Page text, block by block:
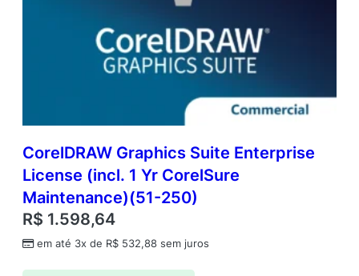
CorelDRAW Graphics Suite Enterprise
License (incl. 1 Yr CorelSure
Maintenance)(51-250)
R$ 1.598,64
em até 3x de R$ 532,88 sem juros